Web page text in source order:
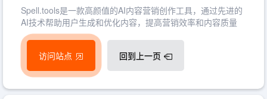
Spell.tools是一款高颜值的AI内容营销创作工具，通过先进的
AI技术帮助用户生成和优化内容，提高营销效率和内容质量
访问站点 回到上一页